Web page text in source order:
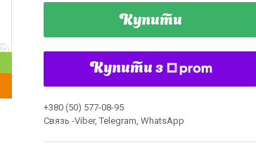
Купити
Купити з
+380 (50) 577-08-95
Связь -Viber, Telegram, WhatsApp